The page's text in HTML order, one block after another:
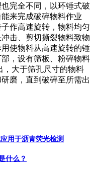
完全不同，以环锤式破
来完成破碎物料作业
作高速旋转，物料均匀
击、剪切撕裂物料致物
使物料从高速旋转的锤
，设有筛板、粉碎物料
，大于筛孔尺寸的物料
磨，直到破碎至所需出
用于沥青荧光检测
什么？